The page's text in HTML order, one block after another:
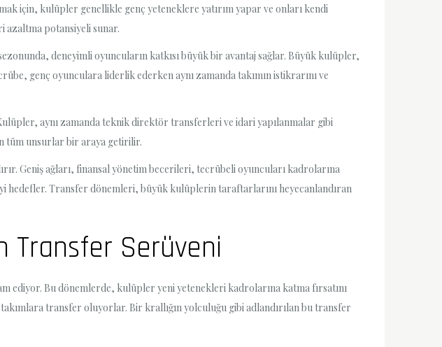
için, kulüpler genellikle genç yeteneklere yatırım yapar ve onları kendi
azaltma potansiyeli sunar.
deneyimli oyuncuların katkısı büyük bir avantaj sağlar. Büyük kulüpler,
genç oyunculara liderlik ederken aynı zamanda takımın istikrarını ve
aynı zamanda teknik direktör transferleri ve idari yapılanmalar gibi
tüm unsurlar bir araya getirilir.
Geniş ağları, finansal yönetim becerileri, tecrübeli oyuncuları kadrolarına
Transfer dönemleri, büyük kulüplerin taraftarlarını heyecanlandıran
Transfer Serüveni
ediyor. Bu dönemlerde, kulüpler yeni yetenekleri kadrolarına katma fırsatını
transfer oluyorlar. Bir krallığın yolculuğu gibi adlandırılan bu transfer